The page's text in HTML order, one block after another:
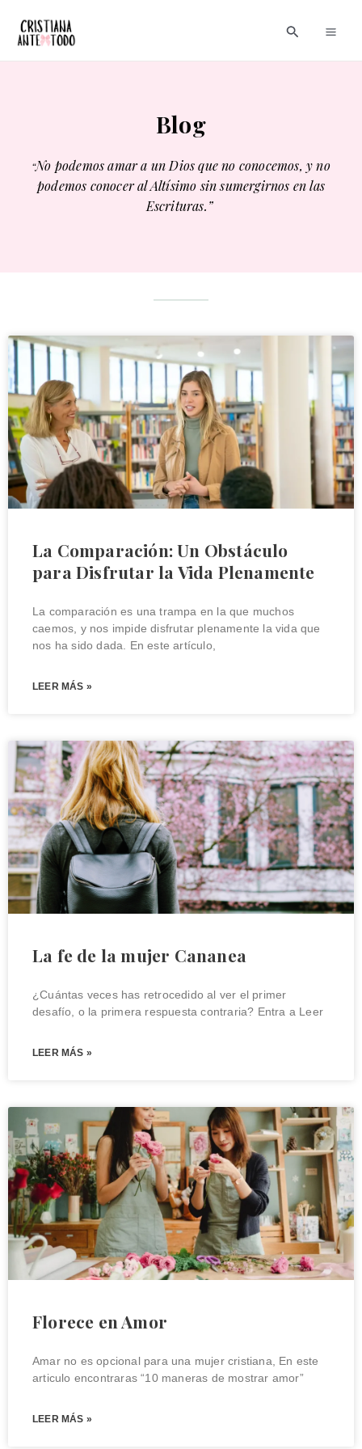
Buscar
Blog
“No podemos amar a un Dios que no conocemos, y no
podemos conocer al Altísimo sin sumergirnos en las
Escrituras.”
La Comparación: Un Obstáculo
para Disfrutar la Vida Plenamente
La comparación es una trampa en la que muchos
caemos, y nos impide disfrutar plenamente la vida que
nos ha sido dada. En este artículo,
LEER MÁS »
La fe de la mujer Cananea
¿Cuántas veces has retrocedido al ver el primer
desafío, o la primera respuesta contraria? Entra a Leer
LEER MÁS »
Florece en Amor
Amar no es opcional para una mujer cristiana, En este
articulo encontraras “10 maneras de mostrar amor”
LEER MÁS »
P
a
g
e
a
g
e